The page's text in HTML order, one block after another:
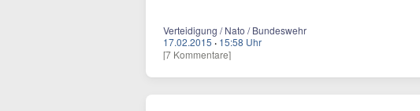
Verteidigung / Nato / Bundeswehr
17.02.2015 · 15:58 Uhr
[7 Kommentare]